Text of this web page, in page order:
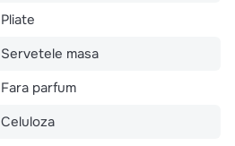
Pliate
Servetele masa
Fara parfum
Celuloza